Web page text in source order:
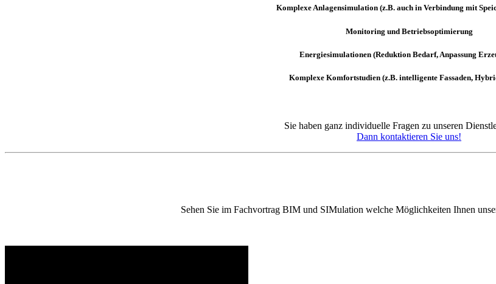
Komplexe Anlagensimulation (z.B. auch in Verbindung mit
Monitoring und Betriebsoptimierung
Energiesimulationen (Reduktion Bedarf, Anpassung
Komplexe Komfortstudien (z.B. intelligente Fassaden,
Sie haben ganz individuelle Fragen zu unseren
Dann kontaktieren Sie uns!
Sehen Sie im Fachvortrag BIM und SIMulation welche Möglichkeiten Ihnen